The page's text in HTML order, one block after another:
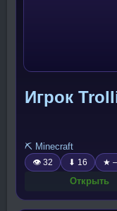
Игрок
⛏️ Minecraft
👁 32 ⬇ 16 ★
Открыть